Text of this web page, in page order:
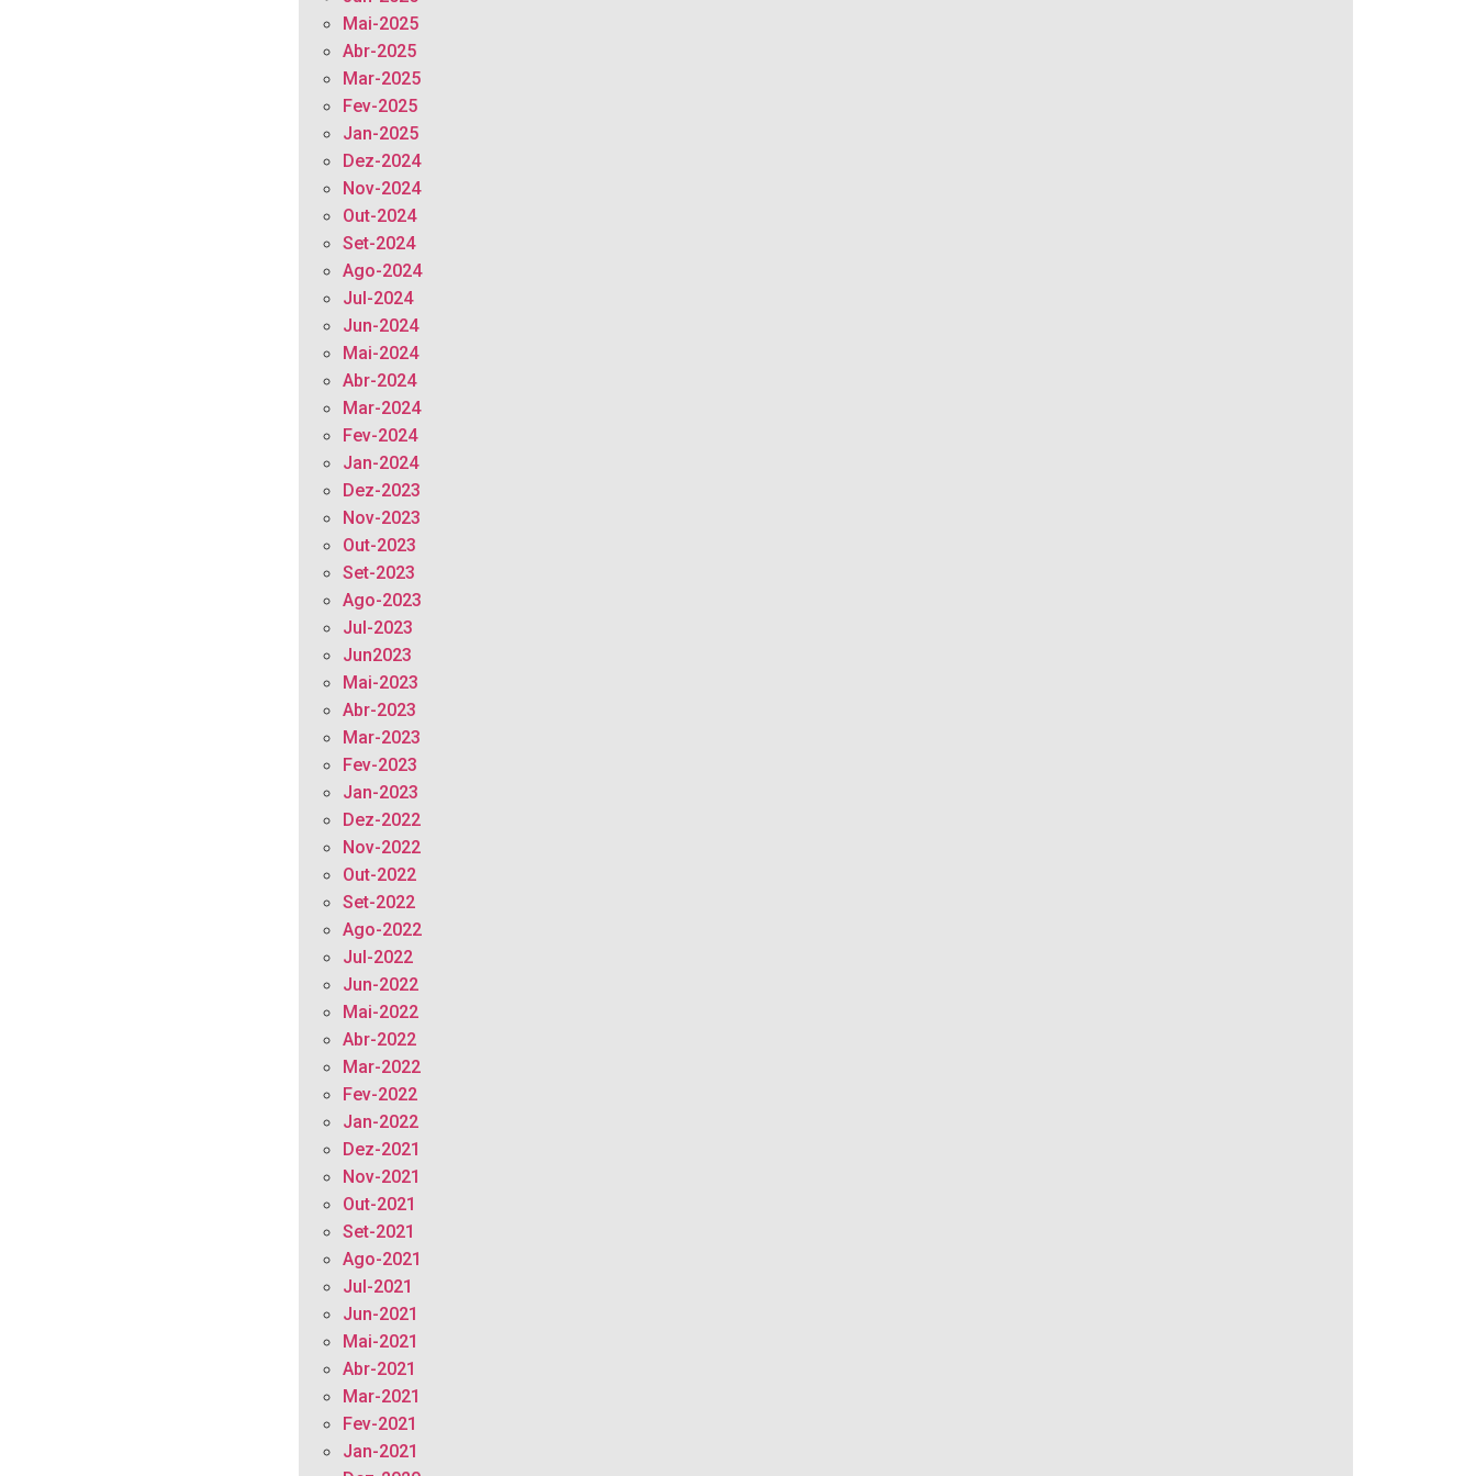
Mai-2025
Abr-2025
Mar-2025
Fev-2025
Jan-2025
Dez-2024
Nov-2024
Out-2024
Set-2024
Ago-2024
Jul-2024
Jun-2024
Mai-2024
Abr-2024
Mar-2024
Fev-2024
Jan-2024
Dez-2023
Nov-2023
Out-2023
Set-2023
Ago-2023
Jul-2023
Jun2023
Mai-2023
Abr-2023
Mar-2023
Fev-2023
Jan-2023
Dez-2022
Nov-2022
Out-2022
Set-2022
Ago-2022
Jul-2022
Jun-2022
Mai-2022
Abr-2022
Mar-2022
Fev-2022
Jan-2022
Dez-2021
Nov-2021
Out-2021
Set-2021
Ago-2021
Jul-2021
Jun-2021
Mai-2021
Abr-2021
Mar-2021
Fev-2021
Jan-2021